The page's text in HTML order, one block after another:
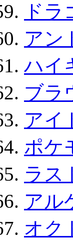
ド
アン
ハイ
ブラ
アイ
ポケ
ラス
アル
オク